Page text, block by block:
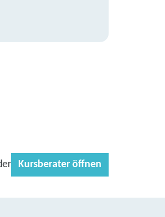
Kursberater öffnen